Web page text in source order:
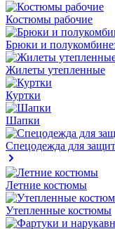
Костюмы рабочие
Брюки и
Жилеты утепленные
Куртки
Шапки
Спецодежда для
Летние костюмы
Утепленные костюмы